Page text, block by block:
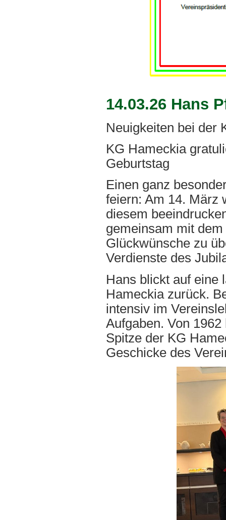
14.03.26 Hans
Neuigkeiten bei der
KG Hameckia
Geburtstag
Einen ganz
feiern: Am 14. März
diesem
gemeinsam mit
Glückwünsche zu
Verdienste des
Hans blickt auf eine
Hameckia zurück.
intensiv im
Aufgaben. Von
Spitze der KG
Geschicke des